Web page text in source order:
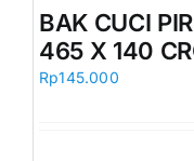
BAK CUCI
465 X 140
Rp145.000